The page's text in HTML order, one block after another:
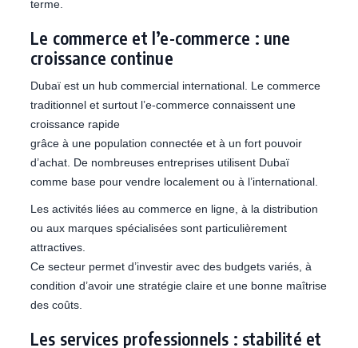
terme.
Le commerce et l’e-commerce : une
croissance continue
Dubaï est un hub commercial international. Le commerce
traditionnel et surtout l’e-commerce connaissent une
croissance rapide
grâce à une population connectée et à un fort pouvoir
d’achat. De nombreuses entreprises utilisent Dubaï
comme base pour vendre localement ou à l’international.
Les activités liées au commerce en ligne, à la distribution
ou aux marques spécialisées sont particulièrement
attractives.
Ce secteur permet d’investir avec des budgets variés, à
condition d’avoir une stratégie claire et une bonne maîtrise
des coûts.
Les services professionnels : stabilité et